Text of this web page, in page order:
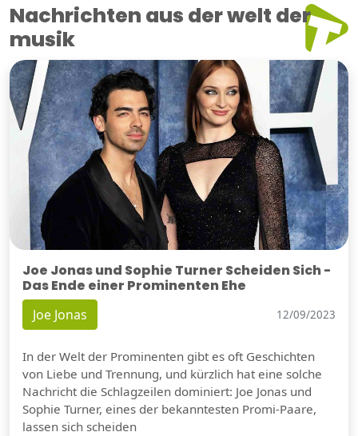
Nachrichten aus der welt der
musik
Joe Jonas und Sophie Turner Scheiden Sich -
Das Ende einer Prominenten Ehe
Joe Jonas 12/09/2023
In der Welt der Prominenten gibt es oft Geschichten
von Liebe und Trennung, und kürzlich hat eine solche
Nachricht die Schlagzeilen dominiert: Joe Jonas und
Sophie Turner, eines der bekanntesten Promi-Paare,
lassen sich scheiden